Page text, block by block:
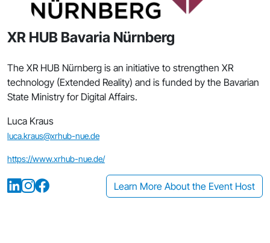
XR HUB Bavaria Nürnberg
The XR HUB Nürnberg is an initiative to strengthen XR
technology (Extended Reality) and is funded by the Bavarian
State Ministry for Digital Affairs.
Luca Kraus
luca.kraus@xrhub-nue.de
https://www.xrhub-nue.de/
Learn More About the Event Host